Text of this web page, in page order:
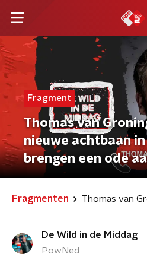
Fragment
Thomas van
nieuwe achtbaan in
brengen een ode
stond”
Fragmenten
De Wild in de Middag
PowNed